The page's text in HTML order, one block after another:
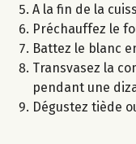
A la fin de la
Préchauffez le
Battez le blanc
Transvasez la
pendant une
Dégustez tiède